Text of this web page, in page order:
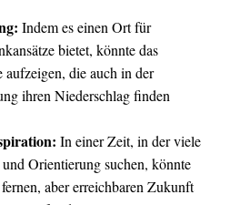
Indem es einen Ort für
bietet, könnte das
die auch in der
ihren Niederschlag finden
In einer Zeit, in der viele
Orientierung suchen, könnte
aber erreichbaren Zukunft